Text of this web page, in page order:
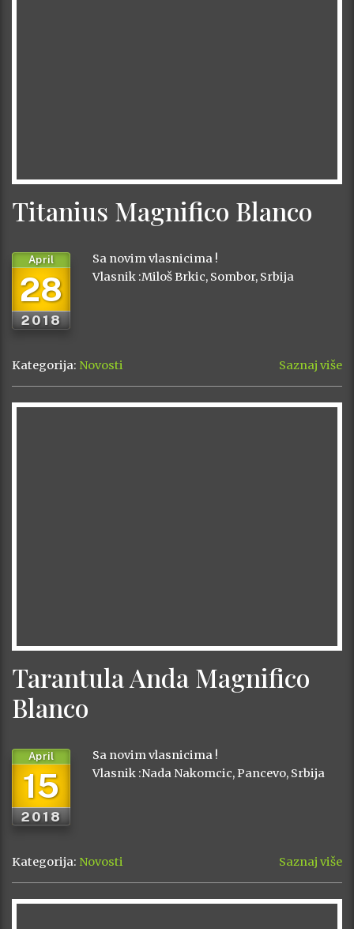
Titanius Magnifico Blanco
28
April
2018
Sa novim vlasnicima !
Vlasnik :Miloš Brkic, Sombor, Srbija
Kategorija: Novosti Saznaj više
Tarantula Anda Magnifico
Blanco
15
April
2018
Sa novim vlasnicima !
Vlasnik :Nada Nakomcic, Pancevo, Srbija
Kategorija: Novosti Saznaj više